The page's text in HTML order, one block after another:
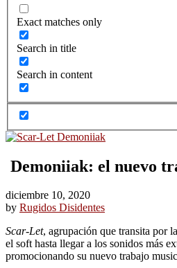
Exact matches only
Search in title
Search in content
Demoniiak: el nuevo
diciembre 10, 2020
by Rugidos Disidentes
Scar-Let, agrupación que transita por
el soft hasta llegar a los sonidos más
promocionando su nuevo trabajo